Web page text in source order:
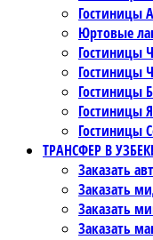
Гостиницы
Юртовые
Гостиницы
Гостиницы
Гостиницы
Гостиницы
Гостиницы
ТРАНСФЕР В
Заказать
Заказать
Заказать
Заказать